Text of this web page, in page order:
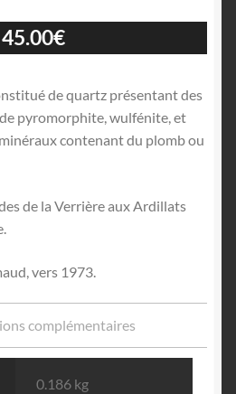
45.00€
de quartz présentant des
pyromorphite, wulfénite, et
contenant du plomb ou
de la Verrière aux Ardillats
vers 1973.
complémentaires
0.186 kg